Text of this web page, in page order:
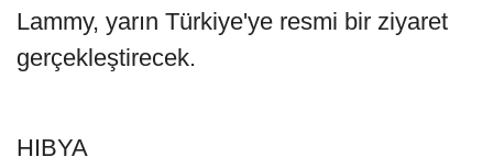
Lammy, yarın Türkiye'ye resmi bir ziyaret
gerçekleştirecek.
HIBYA